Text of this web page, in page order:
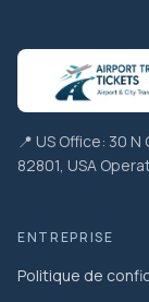
📍 US Office: 30 N
82801, USA
ENTREPRISE
Politique de